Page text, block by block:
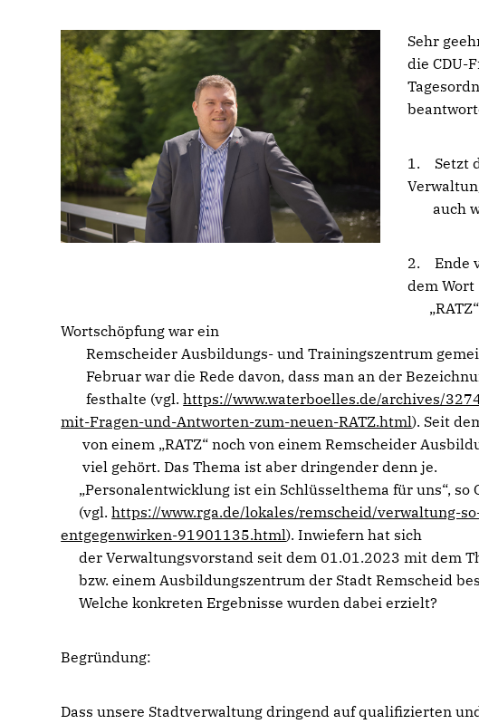
Sehr
die CDU-
1. Setzt
auch
2. Ende
dem Wort
RATZ“
Wortschöpfung war ein
Remscheider Ausbildungs- und Trainingszentrum
Februar war die Rede davon, dass man an der
festhalte (vgl.https://www.waterboelles.de/archives/
mit-Fragen-und-Antworten-zum-neuen-RATZ.html). Seit
von einem „RATZ“ noch von einem Remscheider
viel gehört. Das Thema ist aber dringender denn je.
Personalentwicklung ist ein Schlüsselthema für uns“, so
(vgl.https://www.rga.de/lokales/remscheid/verwaltung-
entgegenwirken-91901135.html). Inwiefern hat sich
der Verwaltungsvorstand seit dem 01.01.2023 mit dem
bzw. einem Ausbildungszentrum der Stadt Remscheid
Welche konkreten Ergebnisse wurden dabei erzielt?
Begründung:
Dass unsere Stadtverwaltung dringend auf qualifizierten